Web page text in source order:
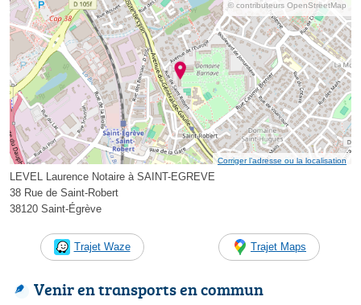
© contributeurs OpenStreetMap
Corriger l’adresse ou la localisation
LEVEL Laurence Notaire à SAINT-EGREVE
38 Rue de Saint-Robert
38120 Saint-Égrève
Trajet Waze Trajet Maps
Venir en transports en commun